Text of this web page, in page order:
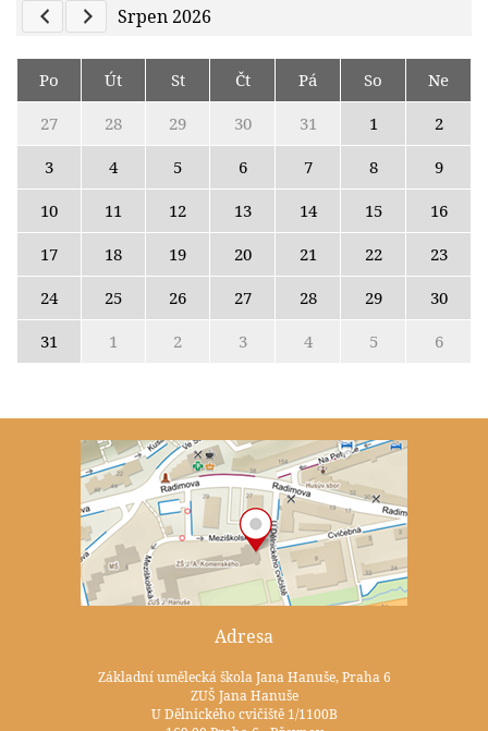
Previous Calendar
Next Calendar
Srpen 2026
Po Út St Čt Pá So
Ne
27
28 29 30 31 1
2
3
4 5 6 7 8
9
10
11 12 13 14 15
16
17
18 19 20 21 22
23
24
25 26 27 28 29
30
31
1 2 3 4 5 6
Adresa
Základní umělecká škola Jana Hanuše, Praha 6
ZUŠ Jana Hanuše
U Dělnického cvičiště 1/1100B